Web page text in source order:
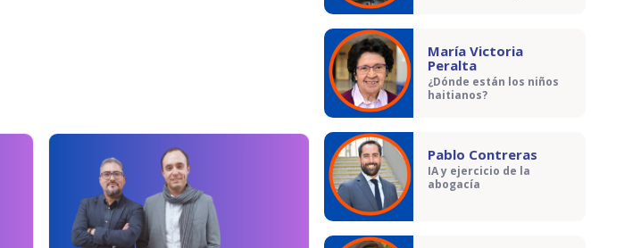
María Victoria
Peralta
¿Dónde están los niños
haitianos?
Pablo Contreras
IA y ejercicio de la
abogacía